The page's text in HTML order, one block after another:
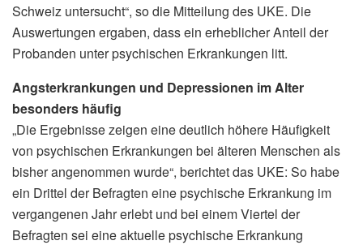
Schweiz untersucht“, so die Mitteilung des UKE. Die
Auswertungen ergaben, dass ein erheblicher Anteil der
Probanden unter psychischen Erkrankungen litt.
Angsterkrankungen und Depressionen im Alter
besonders häufig
„Die Ergebnisse zeigen eine deutlich höhere Häufigkeit
von psychischen Erkrankungen bei älteren Menschen als
bisher angenommen wurde“, berichtet das UKE: So habe
ein Drittel der Befragten eine psychische Erkrankung im
vergangenen Jahr erlebt und bei einem Viertel der
Befragten sei eine aktuelle psychische Erkrankung